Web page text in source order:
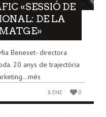
«SESSIÓ DE
DE LA
Beneset- directora
20 anys de trajectòria
8 ENE 0